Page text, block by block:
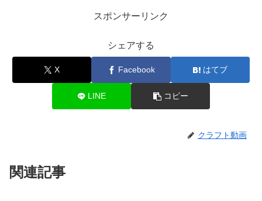
スポンサーリンク
シェアする
X Facebook はてブ
LINE コピー
クラフト動画
関連記事